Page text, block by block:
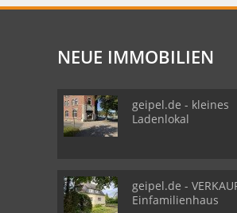
NEUE IMMOBILIEN
geipel.de - kleines
Ladenlokal
geipel.de -
Einfamilienhaus